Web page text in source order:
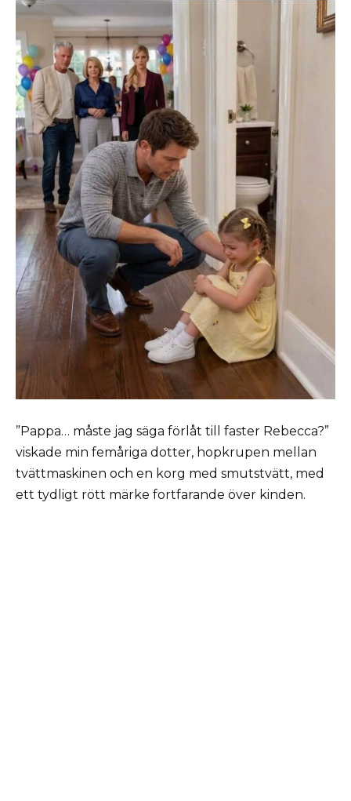
”Pappa… måste jag säga förlåt till faster Rebecca?”
viskade min femåriga dotter, hopkrupen mellan
tvättmaskinen och en korg med smutstvätt, med
ett tydligt rött märke fortfarande över kinden.